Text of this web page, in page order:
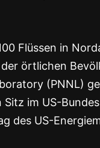
Flüssen in
örtlichen
(PNNL)
im US-
des US-